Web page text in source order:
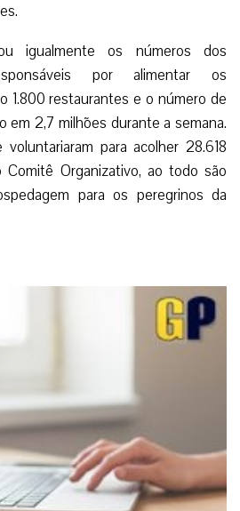
igualmente os números dos
por alimentar os
1.800 restaurantes e o número de
em 2,7 milhões durante a semana.
voluntariaram para acolher 28.618
Comitê Organizativo, ao todo são
para os peregrinos da